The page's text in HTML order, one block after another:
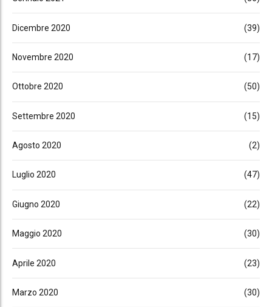
Dicembre 2020 (39)
Novembre 2020 (17)
Ottobre 2020 (50)
Settembre 2020 (15)
Agosto 2020 (2)
Luglio 2020 (47)
Giugno 2020 (22)
Maggio 2020 (30)
Aprile 2020 (23)
Marzo 2020 (30)